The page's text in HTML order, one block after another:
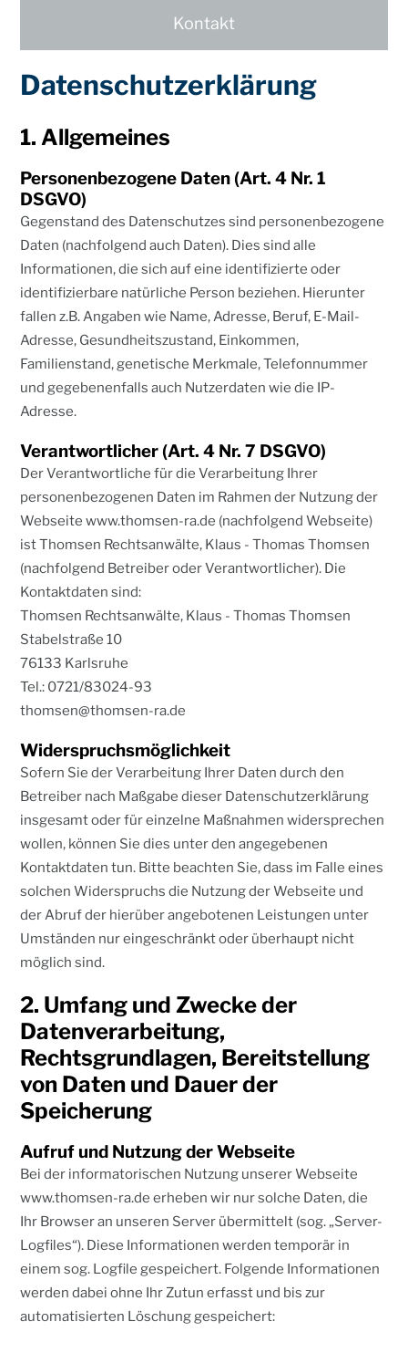
Kontakt
Datenschutzerklärung
1. Allgemeines
Personenbezogene Daten (Art. 4 Nr. 1
DSGVO)
Gegenstand des Datenschutzes sind personenbezogene
Daten (nachfolgend auch Daten). Dies sind alle
Informationen, die sich auf eine identifizierte oder
identifizierbare natürliche Person beziehen. Hierunter
fallen z.B. Angaben wie Name, Adresse, Beruf, E-Mail-
Adresse, Gesundheitszustand, Einkommen,
Familienstand, genetische Merkmale, Telefonnummer
und gegebenenfalls auch Nutzerdaten wie die IP-
Adresse.
Verantwortlicher (Art. 4 Nr. 7 DSGVO)
Der Verantwortliche für die Verarbeitung Ihrer
personenbezogenen Daten im Rahmen der Nutzung der
Webseite www.thomsen-ra.de (nachfolgend Webseite)
ist Thomsen Rechtsanwälte, Klaus - Thomas Thomsen
(nachfolgend Betreiber oder Verantwortlicher). Die
Kontaktdaten sind:
Thomsen Rechtsanwälte, Klaus - Thomas Thomsen
Stabelstraße 10
76133 Karlsruhe
Tel.: 0721/83024-93
thomsen@thomsen-ra.de
Widerspruchsmöglichkeit
Sofern Sie der Verarbeitung Ihrer Daten durch den
Betreiber nach Maßgabe dieser Datenschutzerklärung
insgesamt oder für einzelne Maßnahmen widersprechen
wollen, können Sie dies unter den angegebenen
Kontaktdaten tun. Bitte beachten Sie, dass im Falle eines
solchen Widerspruchs die Nutzung der Webseite und
der Abruf der hierüber angebotenen Leistungen unter
Umständen nur eingeschränkt oder überhaupt nicht
möglich sind.
2. Umfang und Zwecke der
Datenverarbeitung,
Rechtsgrundlagen, Bereitstellung
von Daten und Dauer der
Speicherung
Aufruf und Nutzung der Webseite
Bei der informatorischen Nutzung unserer Webseite
www.thomsen-ra.de erheben wir nur solche Daten, die
Ihr Browser an unseren Server übermittelt (sog. „Server-
Logfiles“). Diese Informationen werden temporär in
einem sog. Logfile gespeichert. Folgende Informationen
werden dabei ohne Ihr Zutun erfasst und bis zur
automatisierten Löschung gespeichert: